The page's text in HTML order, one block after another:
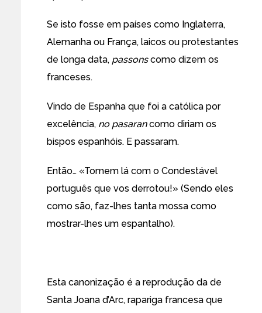
Se isto fosse em países como Inglaterra,
Alemanha ou França, laicos ou protestantes
de longa data, passonscomo dizem os
franceses.
Vindo de Espanha que foi a católica por
excelência, no pasarancomo diriam os
bispos espanhóis. E passaram.
Então… «Tomem lá com o Condestável
português que vos derrotou!» (Sendo eles
como são, faz-lhes tanta mossa como
mostrar-lhes um espantalho).
Esta canonização é a reprodução da de
Santa Joana d’Arc, rapariga francesa que